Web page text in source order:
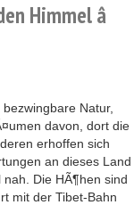
Himmel â
Natur,
davon, dort die
erhoffen sich
an dieses Land
nah. Die HÃ¶hen sind
mit der Tibet-Bahn